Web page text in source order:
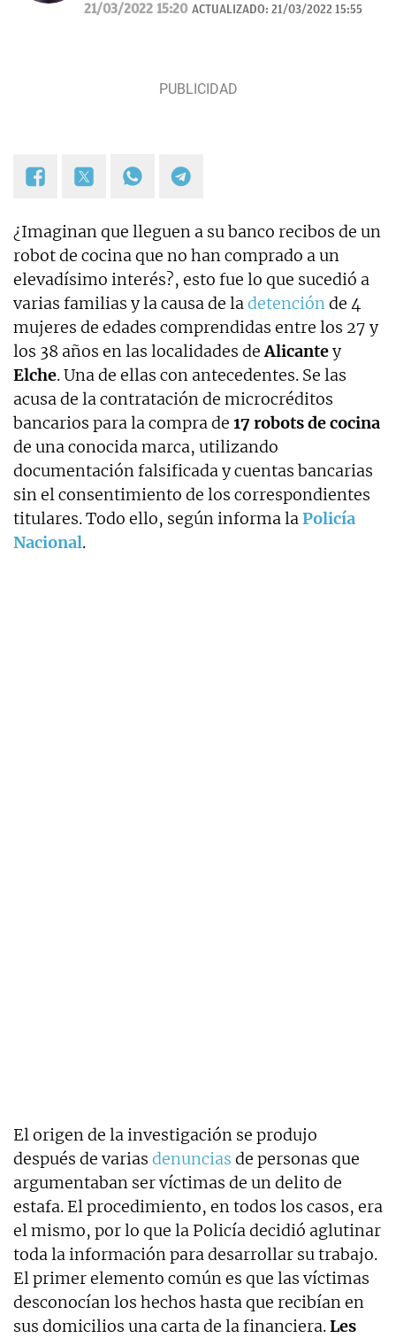
21/03/2022 15:20 ACTUALIZADO: 21/03/2022 15:55
¿Imaginan que lleguen a su banco recibos de un
robot de cocina que no han comprado a un
elevadísimo interés?, esto fue lo que sucedió a
varias familias y la causa de ladetenciónde 4
mujeres de edades comprendidas entre los 27 y
los 38 años en las localidades deAlicantey
Elche. Una de ellas con antecedentes. Se las
acusa de la contratación de microcréditos
bancarios para la compra de 17 robots de cocina
de una conocida marca, utilizando
documentación falsificada y cuentas bancarias
sin el consentimiento de los correspondientes
titulares. Todo ello, según informa laPolicía
Nacional.
El origen de la investigación se produjo
después de varias denuncias de personas que
argumentaban ser víctimas de un delito de
estafa. El procedimiento, en todos los casos, era
el mismo, por lo que la Policía decidió aglutinar
toda la información para desarrollar su trabajo.
El primer elemento común es que las víctimas
desconocían los hechos hasta que recibían en
sus domicilios una carta de la financiera.Les